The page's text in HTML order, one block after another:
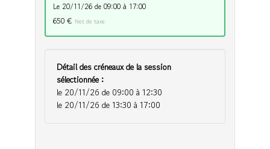
le 20/11/26 de 09:00 à 17:00
650 € Net de taxe
Détail des créneaux de la session
sélectionnée :
le 20/11/26 de 09:00 à 12:30
le 20/11/26 de 13:30 à 17:00